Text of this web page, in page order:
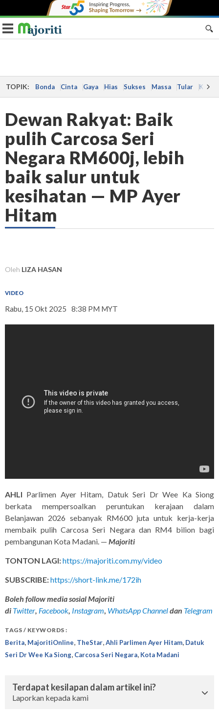
Toggle navigation
TOPIK: Bonda Cinta Gaya Hias Sukses Massa Tular Kes
Dewan Rakyat: Baik
pulih Carcosa Seri
Negara RM600j, lebih
baik salur untuk
kesihatan — MP Ayer
Hitam
Oleh LIZA HASAN
VIDEO
Rabu, 15 Okt 2025 8:38 PM MYT
AHLI Parlimen Ayer Hitam, Datuk Seri Dr Wee Ka Siong
berkata mempersoalkan peruntukan kerajaan dalam
Belanjawan 2026 sebanyak RM600 juta untuk kerja-kerja
membaik pulih Carcosa Seri Negara dan RM4 bilion bagi
pembangunan Kota Madani. — Majoriti
TONTON LAGI:https://majoriti.com.my/video
SUBSCRIBE:https://short-link.me/172ih
Boleh follow media sosial Majoriti
di Twitter, Facebook, Instagram, WhatsApp Channeldan Telegram
TAGS / KEYWORDS :
Berita, MajoritiOnline, TheStar,Ahli Parlimen Ayer Hitam, Datuk
Seri Dr Wee Ka Siong, Carcosa Seri Negara, Kota Madani
Terdapat kesilapan dalam artikel ini?
Laporkan kepada kami